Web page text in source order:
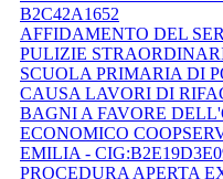
B2C42A1652
AFFIDAMENTO DEL
PULIZIE
SCUOLA PRIMARIA DI
CAUSA LAVORI DI
BAGNI A FAVORE
ECONOMICO
EMILIA -
PROCEDURA APERTA